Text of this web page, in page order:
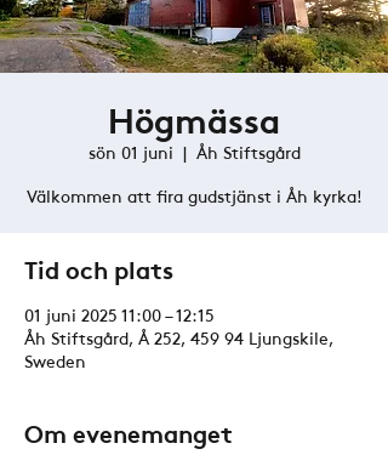
Högmässa
sön 01 juni
  |
Åh Stiftsgård
Välkommen att fira gudstjänst i Åh kyrka!
Tid och plats
01 juni 2025 11:00 – 12:15
Åh Stiftsgård, Å 252, 459 94 Ljungskile,
Sweden
Om evenemanget